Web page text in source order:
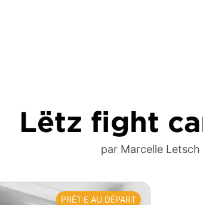
Lëtz fight
par Marcelle Letsch
PRÊT·E AU DÉPART